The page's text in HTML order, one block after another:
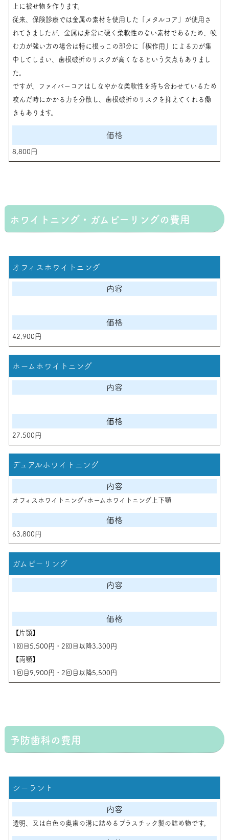
上に被せ物を作ります。
従来、保険診療では金属の素材を使用した「メタルコア」が使用さ
れてきましたが、金属は非常に硬く柔軟性のない素材であるため、咬
む力が強い方の場合は特に根っこの部分に「楔作用」による力が集
中してしまい、歯根破折のリスクが高くなるという欠点もありまし
た。
ですが、ファイバーコアはしなやかな柔軟性を持ち合わせているため
咬んだ時にかかる力を分散し、歯根破折のリスクを抑えてくれる働
きもあります。
8,800円
ホワイトニング・ガムピーリングの費用
オフィスホワイトニング
42,900円
ホームホワイトニング
27,500円
デュアルホワイトニング
オフィスホワイトニング+ホームホワイトニング上下顎
63,800円
ガムピーリング
【片顎】
1回目5,500円・2回目以降3,300円
【両顎】
1回目9,900円・2回目以降5,500円
予防歯科の費用
シーラント
透明、又は白色の奥歯の溝に詰めるプラスチック製の詰め物です。